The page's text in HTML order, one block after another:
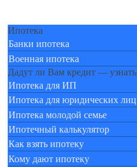
Ипотека
Банки ипотека
Военная ипотека
Дадут ли Вам кредит — узнать
Ипотека для ИП
Ипотека для юридических лиц
Ипотека молодой семье
Ипотечный калькулятор
Как взять ипотеку
Кому дают ипотеку